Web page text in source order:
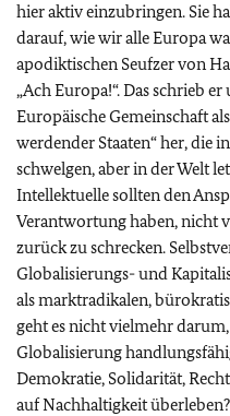
hier aktiv einzubringen. Sie
darauf, wie wir alle Europa
apodiktischen Seufzer von
„Ach Europa!“. Das schrieb
Europäische Gemeinschaft
werdender Staaten“ her, die
schwelgen, aber in der Welt
Intellektuelle sollten den
Verantwortung haben, nicht
zurück zu schrecken.
Globalisierungs- und
als marktradikalen,
geht es nicht vielmehr
Globalisierung
Demokratie, Solidarität,
auf Nachhaltigkeit